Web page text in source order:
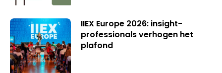
IIEX Europe 2026: insight-
professionals verhogen het
plafond